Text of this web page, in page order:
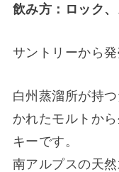
飲み方：ロック
サントリーから発
白州蒸溜所が持
かれたモルトか
キーです。
南アルプスの天